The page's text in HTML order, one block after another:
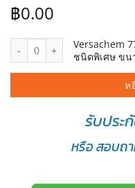
฿0.00
จำนวน Versachem 77739
Versachem
ชนิดพิเศษ ขน
ห
รับประ
หรือ สอบถ